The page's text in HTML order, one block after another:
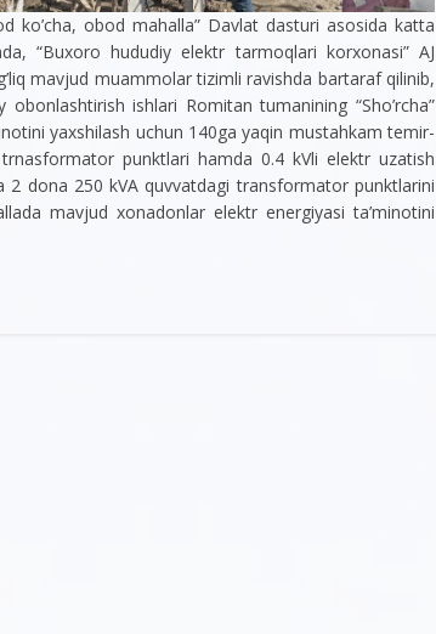
ko’cha, obod mahalla” Davlat dasturi asosida katta
“Buxoro hududiy elektr tarmoqlari korxonasi” AJ
mavjud muammolar tizimli ravishda bartaraf qilinib,
ishlari Romitan tumanining “Sho’rcha”
yaxshilash uchun 140ga yaqin mustahkam temir-
punktlari hamda 0.4 kVli elektr uzatish
2 dona 250 kVA quvvatdagi transformator punktlarini
mavjud xonadonlar elektr energiyasi ta’minotini